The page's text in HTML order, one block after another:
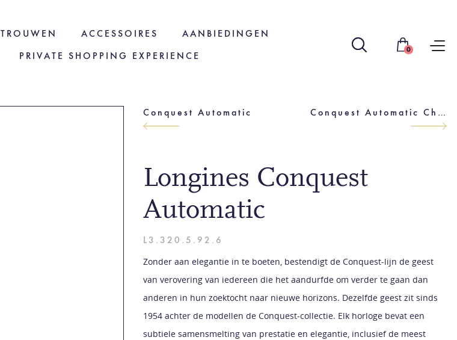
TROUWEN ACCESSOIRES
AANBIEDINGEN
PRIVATE SHOPPING EXPERIENCE
0
Conquest Automatic Conquest Automatic Chronograph
Longines Conquest
Automatic
L3.320.5.92.6
Zonder aan elegantie in te boeten, bestendigt de Conquest-lijn de geest
van verovering van iedereen die het aandurfde om verder te gaan dan
anderen in hun zoektocht naar nieuwe horizons. Dezelfde geest zit sinds
1954 achter de modellen de Conquest-collectie. Elk horloge bevat een
subtiele samensmelting van prestatie en elegantie, inclusief de meest